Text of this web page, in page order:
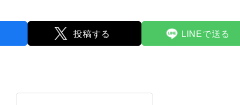
投稿する LINEで送る